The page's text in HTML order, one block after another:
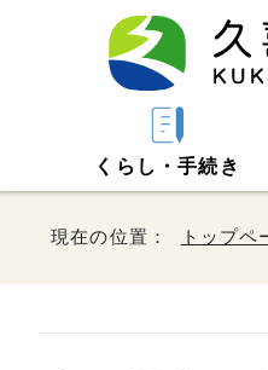
くらし・手続き
現在の位置： トップペ